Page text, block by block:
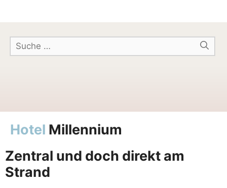
Hotel Millennium
Zentral und doch direkt am
Strand